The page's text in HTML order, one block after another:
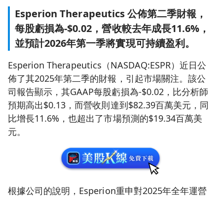
Esperion Therapeutics 公佈第二季財報，
每股虧損為-$0.02，營收較去年成長11.6%，
並預計2026年第一季將實現可持續盈利。
Esperion Therapeutics（NASDAQ:ESPR）近日公
佈了其2025年第二季的財報，引起市場關注。該公
司報告顯示，其GAAP每股虧損為-$0.02，比分析師
預期高出$0.13，而營收則達到$82.39百萬美元，同
比增長11.6%，也超出了市場預測的$19.34百萬美
元。
根據公司的說明，Esperion重申對2025年全年運營